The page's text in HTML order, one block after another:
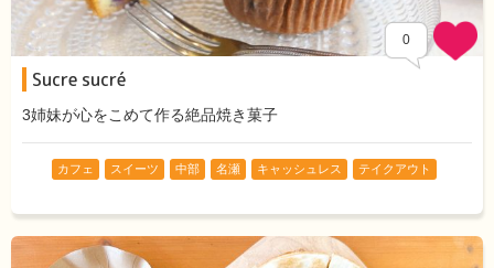
0
Sucre sucré
3姉妹が心をこめて作る絶品焼き菓子
カフェ スイーツ 中部 名瀬 キャッシュレス テイクアウト